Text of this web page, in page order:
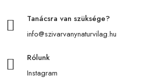
Tanácsra van szüksége?
info@szivarvanynaturvilag.hu
Rólunk
Instagram